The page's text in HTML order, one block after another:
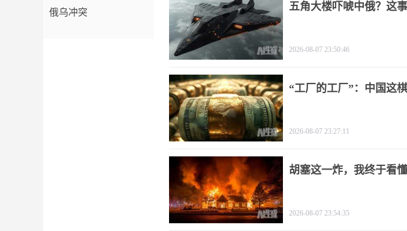
俄乌冲突 五角大楼吓唬中俄？这
2026-08-07 23:50:46
“工厂的工厂”：中国这
2026-08-07 23:27:11
胡塞这一炸，我终于看
2026-08-07 23:54:35